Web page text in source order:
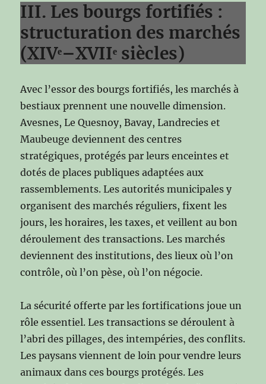
III. Les bourgs fortifiés :
structuration des marchés
(XIVᵉ–XVIIᵉ siècles)
Avec l’essor des bourgs fortifiés, les marchés à
bestiaux prennent une nouvelle dimension.
Avesnes, Le Quesnoy, Bavay, Landrecies et
Maubeuge deviennent des centres
stratégiques, protégés par leurs enceintes et
dotés de places publiques adaptées aux
rassemblements. Les autorités municipales y
organisent des marchés réguliers, fixent les
jours, les horaires, les taxes, et veillent au bon
déroulement des transactions. Les marchés
deviennent des institutions, des lieux où l’on
contrôle, où l’on pèse, où l’on négocie.
La sécurité offerte par les fortifications joue un
rôle essentiel. Les transactions se déroulent à
l’abri des pillages, des intempéries, des conflits.
Les paysans viennent de loin pour vendre leurs
animaux dans ces bourgs protégés. Les